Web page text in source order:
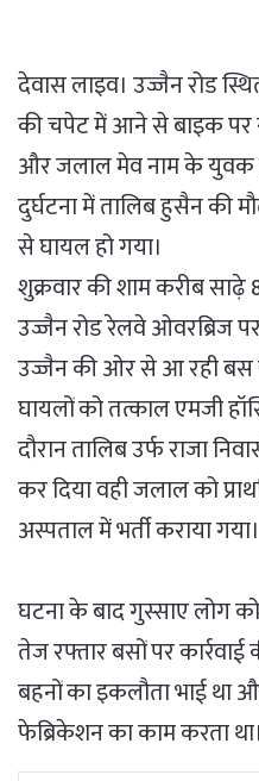
देवास लाइव। उज्जैन रोड
की चपेट में आने से बाइक पर
और जलाल मेव नाम के युवक
दुर्घटना में तालिब हुसैन की
से घायल हो गया।
शुक्रवार की शाम करीब
उज्जैन रोड रेलवे ओवरब्रिज
उज्जैन की ओर से आ रही बस
घायलों को तत्काल एमजी
दौरान तालिब उर्फ राजा
कर दिया वही जलाल को
अस्पताल में भर्ती कराया गया।
घटना के बाद गुस्साए लोग
तेज रफ्तार बसों पर
बहनों का इकलौता भाई था
फेब्रिकेशन का काम करता था।